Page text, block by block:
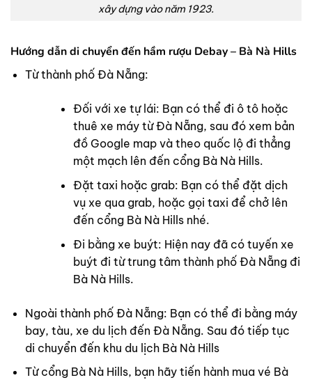
xây dựng vào năm 1923.
Hướng dẫn di chuyển đến hầm rượu Debay – Bà Nà Hills
Từ thành phố Đà Nẵng:
Đối với xe tự lái: Bạn có thể đi ô tô hoặc
thuê xe máy từ Đà Nẵng, sau đó xem bản
đồ Google map và theo quốc lộ đi thẳng
một mạch lên đến cổng Bà Nà Hills.
Đặt taxi hoặc grab: Bạn có thể đặt dịch
vụ xe qua grab, hoặc gọi taxi để chở lên
đến cổng Bà Nà Hills nhé.
Đi bằng xe buýt: Hiện nay đã có tuyến xe
buýt đi từ trung tâm thành phố Đà Nẵng đi
Bà Nà Hills.
Ngoài thành phố Đà Nẵng: Bạn có thể đi bằng máy
bay, tàu, xe du lịch đến Đà Nẵng. Sau đó tiếp tục
di chuyển đến khu du lịch Bà Nà Hills
Từ cổng Bà Nà Hills, bạn hãy tiến hành mua vé Bà